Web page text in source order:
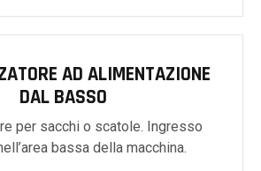
AD ALIMENTAZIONE
DAL BASSO
per sacchi o scatole. Ingresso
bassa della macchina.